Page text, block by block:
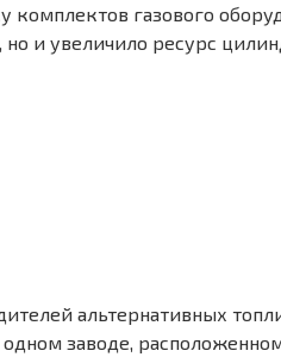
комплектов газового
и увеличило ресурс
альтернативных
заводе,